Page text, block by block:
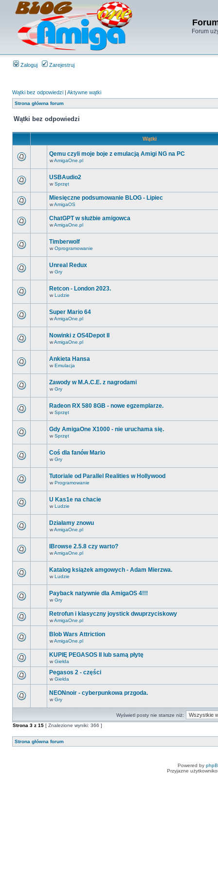
Forum
Zaloguj Zarejestruj
Wątki bez odpowiedzi | Aktywne wątki
Strona główna forum
Wątki bez odpowiedzi
Wątki
Qemu czyli moje boje z emulacją Amigi NG na PC
wAmigaOne.pl
USBAudio2
w Sprzęt
Miesięczne podsumowanie BLOG - Lipiec
wAmigaOS
ChatGPT w służbie amigowca
wAmigaOne.pl
Timberwolf
w Oprogramowanie
Unreal Redux
w Gry
Retcon - London 2023.
w Ludzie
Super Mario 64
wAmigaOne.pl
Nowinki z OS4Depot II
wAmigaOne.pl
Ankieta Hansa
w Emulacja
Zawody w M.A.C.E. z nagrodami
w Gry
Radeon RX 580 8GB - nowe egzemplarze.
w Sprzęt
Gdy AmigaOne X1000 - nie uruchama się.
w Sprzęt
Coś dla fanów Mario
w Gry
Tutoriale od Parallel Realities w Hollywood
w Programowanie
U Kas1e na chacie
w Ludzie
Działamy znowu
wAmigaOne.pl
IBrowse 2.5.8 czy warto?
wAmigaOne.pl
Katalog książek amgowych - Adam Mierzwa.
w Ludzie
Payback natywnie dla AmigaOS 4!!!
w Gry
Retrofun i klasyczny joystick dwuprzyciskowy
wAmigaOne.pl
Blob Wars Attriction
wAmigaOne.pl
KUPIĘ PEGASOS II lub samą płytę
w Giełda
Pegasos 2 - części
w Giełda
NEONnoir - cyberpunkowa przgoda.
w Gry
Wyświetl posty nie starsze niż:
Strona 3 z 15 [ Znalezione wyniki: 366 ]
Strona główna forum
Powered by
Przyjazne